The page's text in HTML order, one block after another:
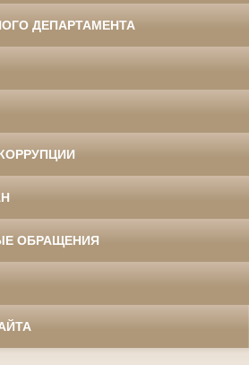
ДЕПАРТАМЕНТА
ОБРАЩЕНИЯ